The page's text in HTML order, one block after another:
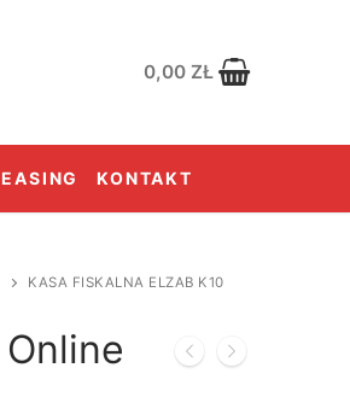
0,00 ZŁ
KONTAKT
KASA FISKALNA ELZAB K10